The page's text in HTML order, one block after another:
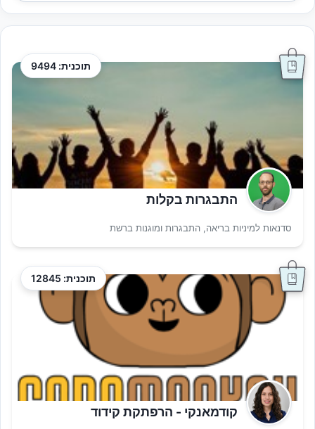
תוכנית: 9494
התבגרות בקלות
סדנאות למיניות בריאה, התבגרות ומוגנות ברשת
תוכנית: 12845
קודמאנקי - הרפתקת קידוד